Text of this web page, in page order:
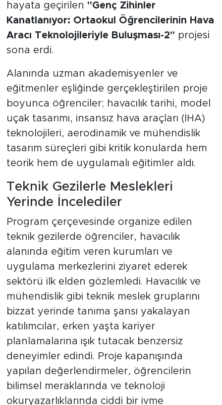
hayata geçirilen "Genç Zihinler
Kanatlanıyor: Ortaokul Öğrencilerinin Hava
Aracı Teknolojileriyle Buluşması-2" projesi
sona erdi.
Alanında uzman akademisyenler ve
eğitmenler eşliğinde gerçekleştirilen proje
boyunca öğrenciler; havacılık tarihi, model
uçak tasarımı, insansız hava araçları (İHA)
teknolojileri, aerodinamik ve mühendislik
tasarım süreçleri gibi kritik konularda hem
teorik hem de uygulamalı eğitimler aldı.
Teknik Gezilerle Meslekleri
Yerinde İncelediler
Program çerçevesinde organize edilen
teknik gezilerde öğrenciler, havacılık
alanında eğitim veren kurumları ve
uygulama merkezlerini ziyaret ederek
sektörü ilk elden gözlemledi. Havacılık ve
mühendislik gibi teknik meslek gruplarını
bizzat yerinde tanıma şansı yakalayan
katılımcılar, erken yaşta kariyer
planlamalarına ışık tutacak benzersiz
deneyimler edindi. Proje kapanışında
yapılan değerlendirmeler, öğrencilerin
bilimsel meraklarında ve teknoloji
okuryazarlıklarında ciddi bir ivme